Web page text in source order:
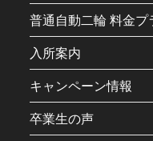
普通自動二輪 料金プ
入所案内
キャンペーン情報
卒業生の声